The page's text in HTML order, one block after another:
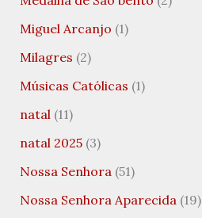
Miguel Arcanjo (1)
Milagres (2)
Músicas Católicas (1)
natal(11)
natal 2025(3)
Nossa Senhora(51)
Nossa Senhora Aparecida(19)